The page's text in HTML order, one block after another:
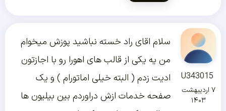
U343015
۷ اردیبهشت
۱۴۰۳
سلام اقای راد خسته نباشید پوزش میخوام
من یه یکی از قالب های اهورا رو با اجازتون
ادیت زدم ( البته خیلی اماتورام ) و یک
صفحه خدمات ازش دراوردم بین بیلیون ها